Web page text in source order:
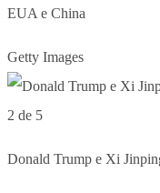
EUA e China
Getty Images
2 de 5
Donald Trump e Xi